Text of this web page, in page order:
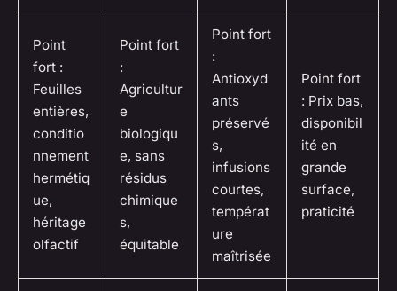
Point
fort :
Feuilles
entières,
conditio
nnement
hermétiq
ue,
héritage
olfactif
Point fort
:
Agricultur
e
biologiqu
e, sans
résidus
chimique
s,
équitable
Point fort
:
Antioxyd
ants
préservé
s,
infusions
courtes,
températ
ure
maîtrisée
Point fort
: Prix bas,
disponibil
ité en
grande
surface,
praticité